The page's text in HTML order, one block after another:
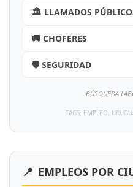
🏛️ LLAMADOS
🚚 CHOFERES
🛡️ SEGURIDAD
BÚSQUEDA
TAGS: EMPLEO,
📍 EMPLEOS POR